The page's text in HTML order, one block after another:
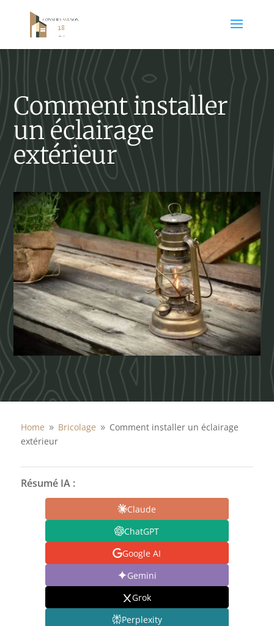
Comment installer
un éclairage
extérieur
Home 9 Bricolage 9 Comment installer un éclairage
extérieur
Résumé IA :
Claude
ChatGPT
Google AI
Gemini
Grok
Perplexity